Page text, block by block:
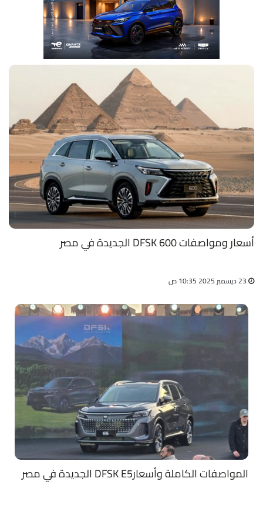
أسعار ومواصفات DFSK 600 الجديدة في مصر
المواصفات الكاملة وأسعارDFSK E5 الجديدة في مصر